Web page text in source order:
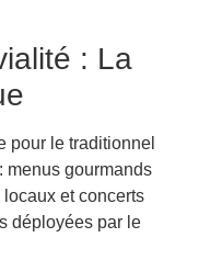
: La
pour le traditionnel
menus gourmands
et concerts
déployées par le